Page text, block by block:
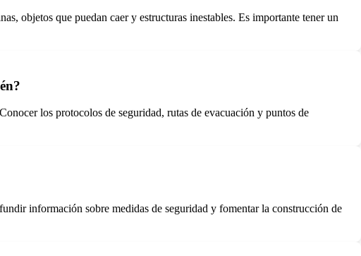
objetos que puedan caer y estructuras inestables. Es importante tener un
los protocolos de seguridad, rutas de evacuación y puntos de
información sobre medidas de seguridad y fomentar la construcción de